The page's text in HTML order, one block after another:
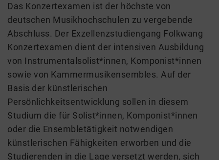
Das Konzertexamen ist der höchste von
deutschen Musikhochschulen zu vergebende
Abschluss. Der Exzellenzstudiengang Folkwang
Konzertexamen dient der intensiven Ausbildung
von Instrumentalsolist*innen, Komponist*innen
sowie von Kammermusikensembles. Auf der
Basis der künstlerischen
Persönlichkeitsentwicklung sollen in diesem
Studium die für Solist*innen, Komponist*innen
oder die Ensembletätigkeit notwendigen
künstlerischen Fähigkeiten erworben und die
Studierenden in die Lage versetzt werden, sich